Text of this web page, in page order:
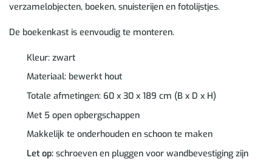
verzamelobjecten, boeken, snuisterijen en fotolijstjes.
De boekenkast is eenvoudig te monteren.
Kleur: zwart
Materiaal: bewerkt hout
Totale afmetingen: 60 x 30 x 189 cm (B x D x H)
Met 5 open opbergschappen
Makkelijk te onderhouden en schoon te maken
Let op:schroeven en pluggen voor wandbevestiging zijn